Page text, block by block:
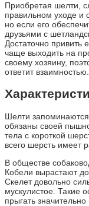
Приобретая шелти,
правильном уходе и
но если его
друзьями с
Достаточно
чаще выходить на
своему хозяину,
ответит взаимностью.
Шелти
обязаны своей
тела с короткой
всего шерсть имеет
В обществе
Кобели вырастают
Скелет довольно
мускулистое. Такие
прыгать